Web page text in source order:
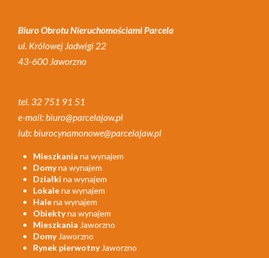
Biuro Obrotu Nieruchomościami Parcela
ul. Królowej Jadwigi 22
43-600 Jaworzno
tel. 32 751 91 51
e-mail: biuro@parcelajaw.pl
lub: biurocynamonowe@parcelajaw.pl
Mieszkania na wynajem
Domyna wynajem
Działki na wynajem
Lokalena wynajem
Halena wynajem
Obiektyna wynajem
Mieszkania Jaworzno
DomyJaworzno
Rynek pierwotnyJaworzno